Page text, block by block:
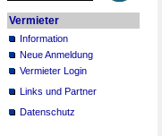
Vermieter
Information
Neue Anmeldung
Vermieter Login
Links und Partner
Datenschutz